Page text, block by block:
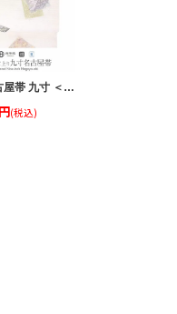
夏帯 名古屋帯 九寸 ＜ ホワイト ／ 色紙に琳派 ＞ 正絹 ＜ 西陣・沢本織物 ＞ 仕立て上がり 日本製
(税込)